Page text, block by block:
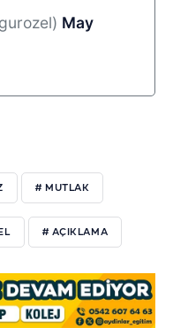
May
# MUTLAK
# AÇIKLAMA